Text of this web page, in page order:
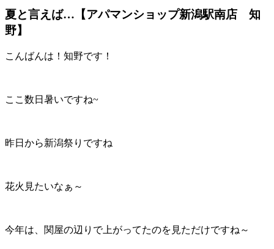
夏と言えば…【アパマンショップ新潟駅南店 知
野】
こんばんは！知野です！
ここ数日暑いですね~
昨日から新潟祭りですね
花火見たいなぁ～
今年は、関屋の辺りで上がってたのを見ただけですね～